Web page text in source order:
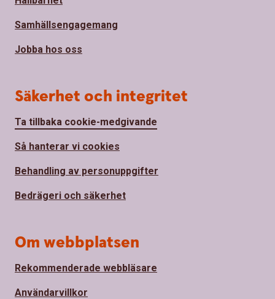
Samhällsengagemang
Jobba hos oss
Säkerhet och integritet
Ta tillbaka cookie-medgivande
Så hanterar vi cookies
Behandling av personuppgifter
Bedrägeri och säkerhet
Om webbplatsen
Rekommenderade webbläsare
Användarvillkor